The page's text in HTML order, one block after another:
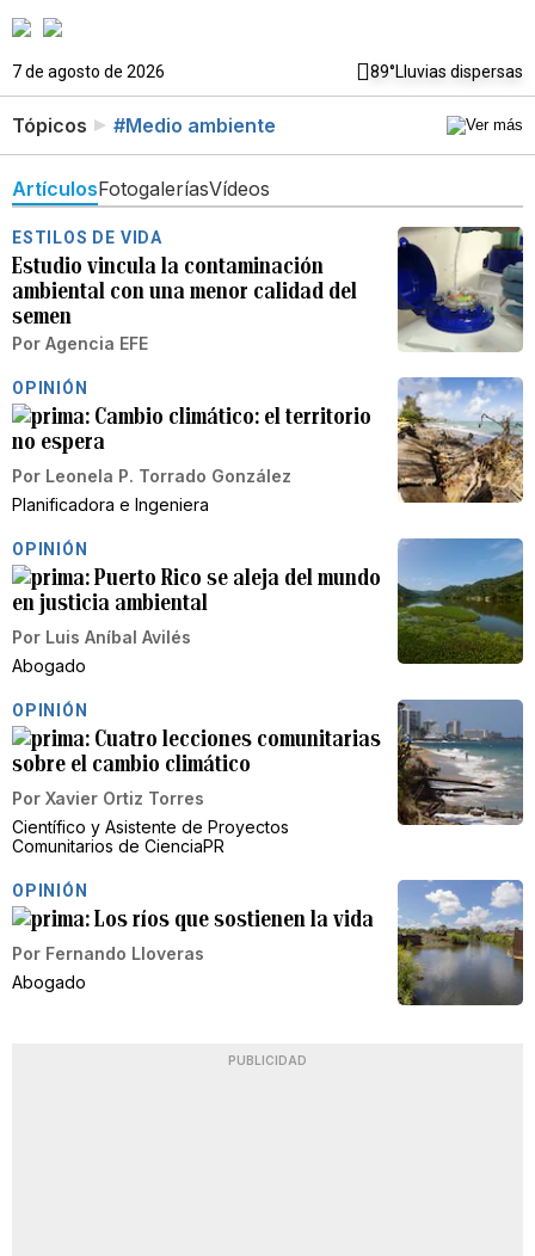
7 de agosto de 2026 89°Lluvias dispersas
Tópicos #Medio ambiente
ArtículosFotogaleríasVídeos
ESTILOS DE VIDA
Estudio vincula la contaminación
ambiental con una menor calidad del
semen
Por Agencia EFE
OPINIÓN
Cambio climático: el territorio
no espera
Por Leonela P. Torrado González
Planificadora e Ingeniera
OPINIÓN
Puerto Rico se aleja del mundo
en justicia ambiental
Por Luis Aníbal Avilés
Abogado
OPINIÓN
Cuatro lecciones comunitarias
sobre el cambio climático
Por Xavier Ortiz Torres
Científico y Asistente de Proyectos
Comunitarios de CienciaPR
OPINIÓN
Los ríos que sostienen la vida
Por Fernando Lloveras
Abogado
PUBLICIDAD